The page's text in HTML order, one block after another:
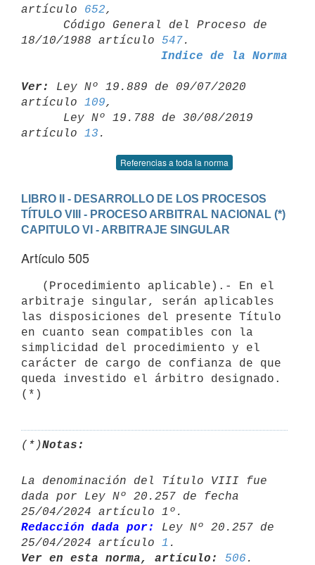
artículo 652,
18/10/1988 artículo 547
Indice de la Norma
Ver:
Ley Nº 19.889 de 09/07/2020
artículo 109,
artículo 13
Referencias a toda la norma
LIBRO II - DESARROLLO DE LOS PROCESOS
TÍTULO VIII - PROCESO ARBITRAL NACIONAL (*)
CAPITULO VI - ARBITRAJE SINGULAR
Artículo 505
arbitraje singular, serán aplicables
las disposiciones del presente Título
en cuanto sean compatibles con la
simplicidad del procedimiento y el
carácter de cargo de confianza de que
queda investido el árbitro designado.
(*)
(*)Notas:
La denominación del Título VIII fue
dada por Ley Nº 20.257 de fecha
Redacción dada por:
Ley Nº 20.257 de
25/04/2024 artículo 1
Ver en esta norma, artículo:
506